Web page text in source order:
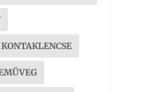
KONTAKLENCSE